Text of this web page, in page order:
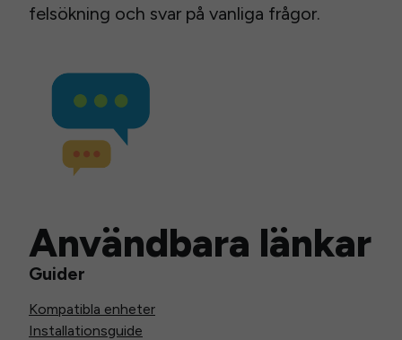
felsökning och svar på vanliga frågor.
Användbara länkar
Guider
Kompatibla enheter
Installationsguide